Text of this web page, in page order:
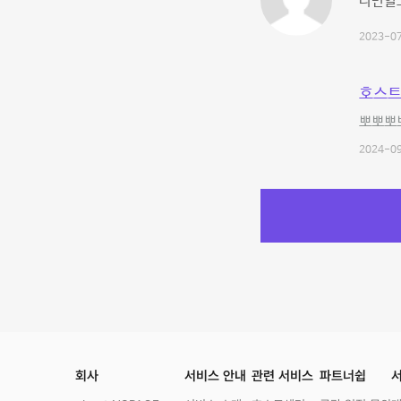
2023-
호스
뽀뽀뽀
2024-
회사 서비스 안내 관련 서비스 파트너쉽